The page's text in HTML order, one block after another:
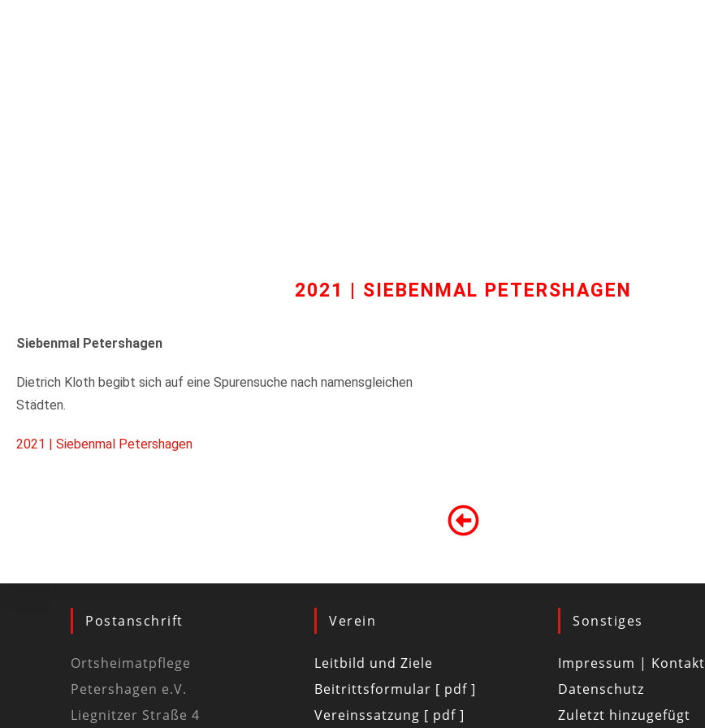
2021 | SIEBENMAL PETERSHAGEN
Siebenmal Petershagen
Dietrich Kloth begibt sich auf eine Spurensuche nach namensgleichen
Städten.
2021 | Siebenmal Petershagen
Postanschrift
Ortsheimatpflege
Petershagen e.V.
Liegnitzer Straße 4
Verein
Leitbild und Ziele
Beitrittsformular [ pdf ]
Vereinssatzung [ pdf ]
Sonstiges
Impressum | Kontakt
Datenschutz
Zuletzt hinzugefügt